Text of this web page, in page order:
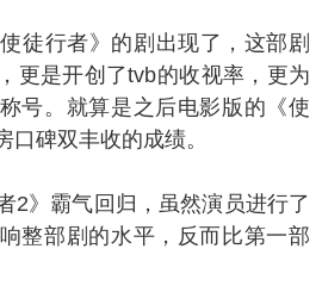
行者》的剧出现了，这部剧
更是开创了tvb的收视率，更为
号。就算是之后电影版的《使
碑双丰收的成绩。
霸气回归，虽然演员进行了
整部剧的水平，反而比第一部